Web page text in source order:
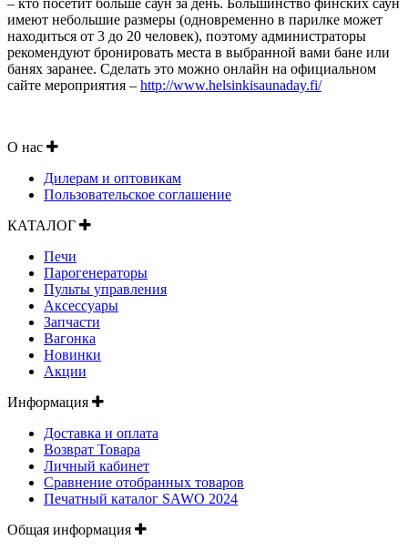
имеют небольшие размеры (одновременно в парилке может
находиться от 3 до 20 человек), поэтому администраторы
рекомендуют бронировать места в выбранной вами бане или
банях заранее. Сделать это можно онлайн на официальном
сайте мероприятия – http://www.helsinkisaunaday.fi/
О нас
Дилерам и оптовикам
Пользовательское соглашение
КАТАЛОГ
Печи
Парогенераторы
Пульты управления
Аксессуары
Запчасти
Вагонка
Новинки
Акции
Информация
Доставка и оплата
Возврат Товара
Личный кабинет
Сравнение отобранных товаров
Печатный каталог SAWO 2024
Общая информация